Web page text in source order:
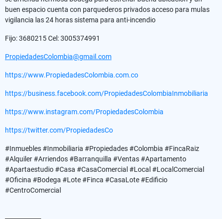
buen espacio cuenta con parquederos privados acceso para mulas
vigilancia las 24 horas sistema para anti-incendio
Fijo: 3680215 Cel: 3005374991
PropiedadesColombia@gmail.com
https://www.PropiedadesColombia.com.co
https://business.facebook.com/PropiedadesColombiaInmobiliaria
https://www.instagram.com/PropiedadesColombia
https://twitter.com/PropiedadesCo
#Inmuebles #Inmobiliaria #Propiedades #Colombia #FincaRaiz
#Alquiler #Arriendos #Barranquilla #Ventas #Apartamento
#Apartaestudio #Casa #CasaComercial #Local #LocalComercial
#Oficina #Bodega #Lote #Finca #CasaLote #Edificio
#CentroComercial